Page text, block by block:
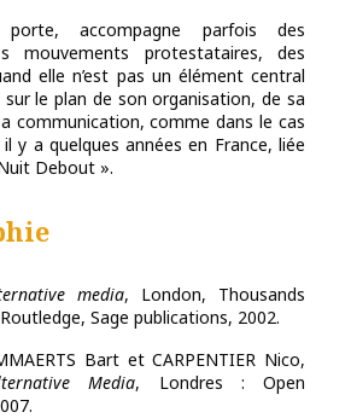
accompagne parfois des
mouvements protestataires, des
elle n’est pas un élément central
sur le plan de son organisation, de sa
communication, comme dans le cas
y a quelques années en France, liée
Debout ».
media, London, Thousands
Sage publications, 2002.
Bart et CARPENTIER Nico,
Media, Londres : Open